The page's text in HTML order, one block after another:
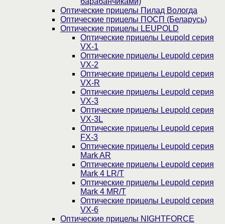
Оптические прицелы Пилад Вологда
Оптические прицелы ПОСП (Беларусь)
Оптические прицелы LEUPOLD
Оптические прицелы Leupold серия
VX-1
Оптические прицелы Leupold серия
VX-2
Оптические прицелы Leupold серия
VX-R
Оптические прицелы Leupold серия
VX-3
Оптические прицелы Leupold серия
VX-3L
Оптические прицелы Leupold серия
FX-3
Оптические прицелы Leupold серия
Mark AR
Оптические прицелы Leupold серия
Mark 4 LR/T
Оптические прицелы Leupold серия
Mark 4 MR/T
Оптические прицелы Leupold серия
VX-6
Оптические прицелы NIGHTFORCE